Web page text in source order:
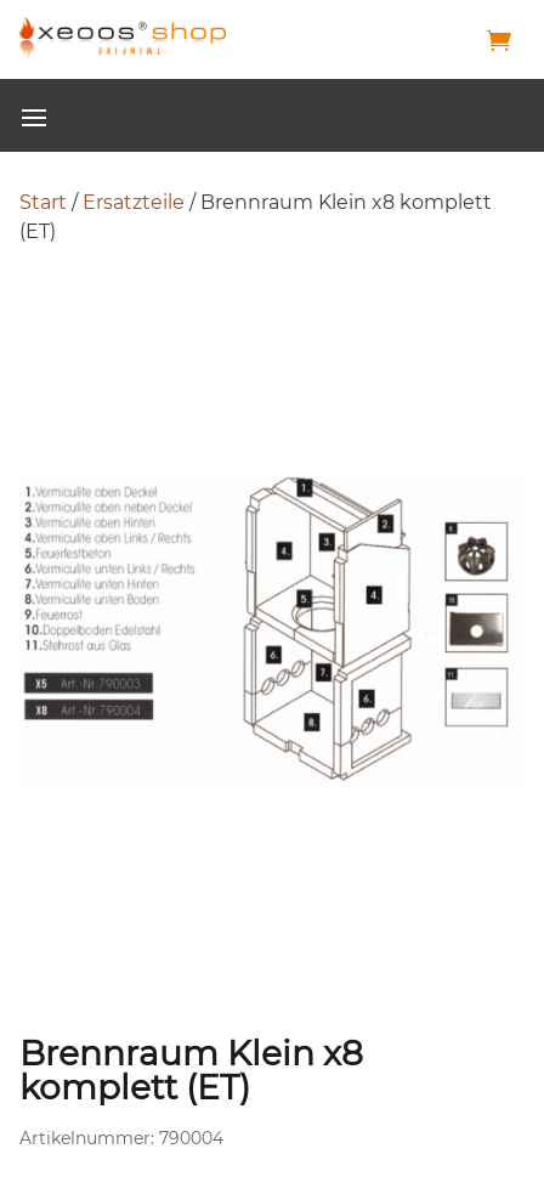
Start / Ersatzteile / Brennraum Klein x8 komplett
(ET)
Brennraum Klein x8
komplett (ET)
Artikelnummer: 790004